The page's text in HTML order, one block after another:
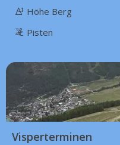
Höhe Berg
Pisten
Visperterminen